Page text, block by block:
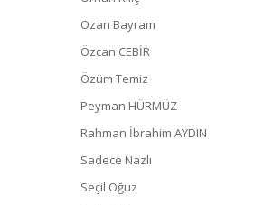
Ozan Bayram
Özcan CEBİR
Özüm Temiz
Peyman HÜRMÜZ
Rahman İbrahim AYDIN
Sadece Nazlı
Seçil Oğuz